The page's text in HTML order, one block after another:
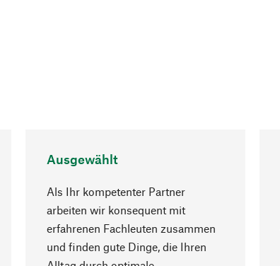
Ausgewählt
Als Ihr kompetenter Partner
arbeiten wir konsequent mit
erfahrenen Fachleuten zusammen
und finden gute Dinge, die Ihren